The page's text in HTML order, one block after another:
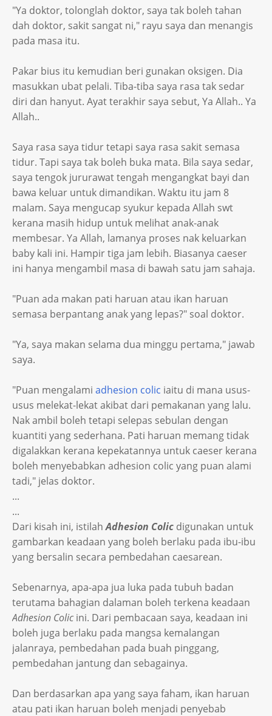
"Ya doktor, tolonglah doktor, saya tak boleh tahan
dah doktor, sakit sangat ni," rayu saya dan menangis
pada masa itu.
Pakar bius itu kemudian beri gunakan oksigen. Dia
masukkan ubat pelali. Tiba-tiba saya rasa tak sedar
diri dan hanyut. Ayat terakhir saya sebut, Ya Allah.. Ya
Allah..
Saya rasa saya tidur tetapi saya rasa sakit semasa
tidur. Tapi saya tak boleh buka mata. Bila saya sedar,
saya tengok jururawat tengah mengangkat bayi dan
bawa keluar untuk dimandikan. Waktu itu jam 8
malam. Saya mengucap syukur kepada Allah swt
kerana masih hidup untuk melihat anak-anak
membesar. Ya Allah, lamanya proses nak keluarkan
baby kali ini. Hampir tiga jam lebih. Biasanya caeser
ini hanya mengambil masa di bawah satu jam sahaja.
"Puan ada makan pati haruan atau ikan haruan
semasa berpantang anak yang lepas?" soal doktor.
"Ya, saya makan selama dua minggu pertama," jawab
saya.
"Puan mengalami adhesion colic iaitu di mana usus-
usus melekat-lekat akibat dari pemakanan yang lalu.
Nak ambil boleh tetapi selepas sebulan dengan
kuantiti yang sederhana. Pati haruan memang tidak
digalakkan kerana kepekatannya untuk caeser kerana
boleh menyebabkan adhesion colic yang puan alami
tadi," jelas doktor.
...
...
Dari kisah ini, istilahAdhesion Colic digunakan untuk
gambarkan keadaan yang boleh berlaku pada ibu-ibu
yang bersalin secara pembedahan caesarean.
Sebenarnya, apa-apa jua luka pada tubuh badan
terutama bahagian dalaman boleh terkena keadaan
Adhesion Colic ini. Dari pembacaan saya, keadaan ini
boleh juga berlaku pada mangsa kemalangan
jalanraya, pembedahan pada buah pinggang,
pembedahan jantung dan sebagainya.
Dan berdasarkan apa yang saya faham, ikan haruan
atau pati ikan haruan boleh menjadi penyebab